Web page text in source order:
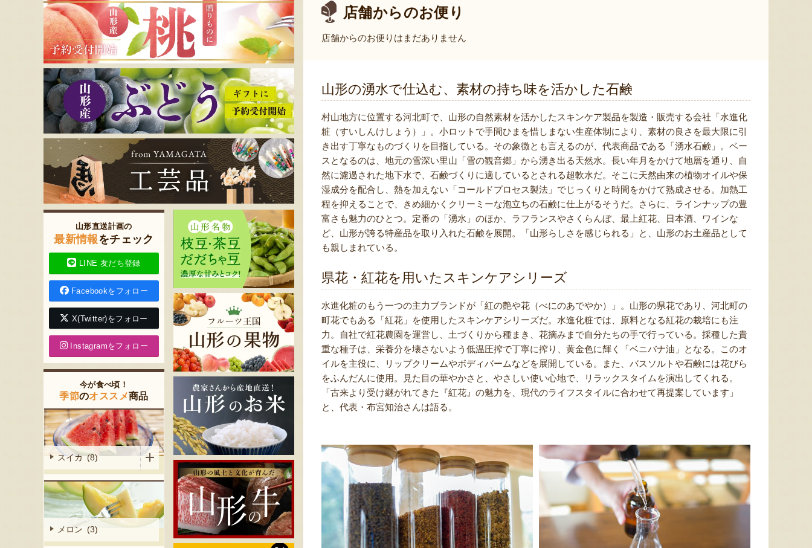
店舗からのお便り
店舗からのお便りはまだありません
山形の湧水で仕込む、素材の持ち味を活かした石鹸
村山地方に位置する河北町で、山形の自然素材を活かしたスキンケア製品を製造・販売する会社「水進化
粧（すいしんけしょう）」。小ロットで手間ひまを惜しまない生産体制により、素材の良さを最大限に引
き出す丁寧なものづくりを目指している。その象徴とも言えるのが、代表商品である「湧水石鹸」。ベー
スとなるのは、地元の雪深い里山「雪の観音郷」から湧き出る天然水。長い年月をかけて地層を通り、自
然に濾過された地下水で、石鹸づくりに適しているとされる超軟水だ。そこに天然由来の植物オイルや保
湿成分を配合し、熱を加えない「コールドプロセス製法」でじっくりと時間をかけて熟成させる。加熱工
程を抑えることで、きめ細かくクリーミーな泡立ちの石鹸に仕上がるそうだ。さらに、ラインナップの豊
富さも魅力のひとつ。定番の「湧水」のほか、ラフランスやさくらんぼ、最上紅花、日本酒、ワインな
ど、山形が誇る特産品を取り入れた石鹸を展開。「山形らしさを感じられる」と、山形のお土産品として
も親しまれている。
県花・紅花を用いたスキンケアシリーズ
水進化粧のもう一つの主力ブランドが「紅の艶や花（べにのあでやか）」。山形の県花であり、河北町の
町花でもある「紅花」を使用したスキンケアシリーズだ。水進化粧では、原料となる紅花の栽培にも注
力。自社で紅花農園を運営し、土づくりから種まき、花摘みまで自分たちの手で行っている。採種した貴
重な種子は、栄養分を壊さないよう低温圧搾で丁寧に搾り、黄金色に輝く「ベニバナ油」となる。このオ
イルを主役に、リップクリームやボディバームなどを展開している。また、バスソルトや石鹸には花びら
をふんだんに使用。見た目の華やかさと、やさしい使い心地で、リラックスタイムを演出してくれる。
「古来より受け継がれてきた『紅花』の魅力を、現代のライフスタイルに合わせて再提案しています」
と、代表・布宮知治さんは語る。
山形直送計画の
最新情報をチェック
LINE 友だち登録
Facebookをフォロー
X(Twitter)をフォロー
Instagramをフォロー
今が食べ頃！
季節のオススメ商品
スイカ (8)
メロン (3)